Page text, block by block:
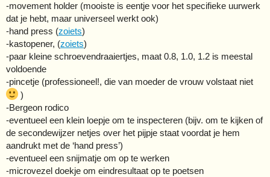
-movement holder (mooiste is eentje voor het specifieke uurwerk
dat je hebt, maar universeel werkt ook)
-hand press (zoiets)
-kastopener, (zoiets)
-paar kleine schroevendraaiertjes, maat 0.8, 1.0, 1.2 is meestal
voldoende
-pincetje (professioneel!, die van moeder de vrouw volstaat niet
)
-Bergeon rodico
-eventueel een klein loepje om te inspecteren (bijv. om te kijken of
de secondewijzer netjes over het pijpje staat voordat je hem
aandrukt met de ‘hand press’)
-eventueel een snijmatje om op te werken
-microvezel doekje om eindresultaat op te poetsen